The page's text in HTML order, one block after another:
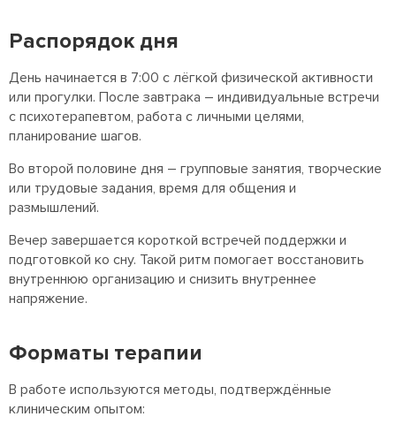
Распорядок дня
День начинается в 7:00 с лёгкой физической активности
или прогулки. После завтрака – индивидуальные встречи
с психотерапевтом, работа с личными целями,
планирование шагов.
Во второй половине дня – групповые занятия, творческие
или трудовые задания, время для общения и
размышлений.
Вечер завершается короткой встречей поддержки и
подготовкой ко сну. Такой ритм помогает восстановить
внутреннюю организацию и снизить внутреннее
напряжение.
Форматы терапии
В работе используются методы, подтверждённые
клиническим опытом: